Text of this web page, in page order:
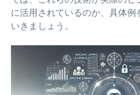
に活用されているのか、具体例
いきましょう。